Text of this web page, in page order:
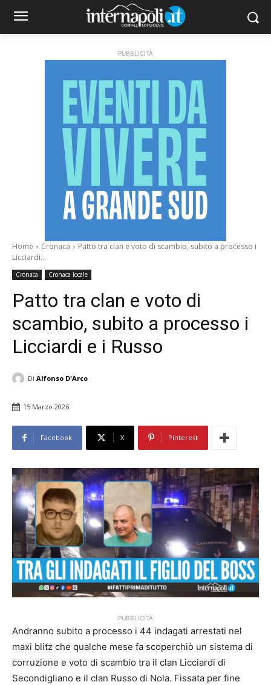
PUBBLICITÀ
Home Cronaca
Patto tra clan e voto di scambio, subito a processo i
Licciardi...
Cronaca Cronaca locale
Patto tra clan e voto di
scambio, subito a processo i
Licciardi e i Russo
Di Alfonso D'Arco
15 Marzo 2026
Facebook X Pinterest
PUBBLICITÀ
Andranno subito a processo i 44 indagati arrestati nel
maxi blitz che qualche mese fa scoperchiò un sistema di
corruzione e voto di scambio tra il clan Licciardi di
Secondigliano e il clan Russo di Nola. Fissata per fine